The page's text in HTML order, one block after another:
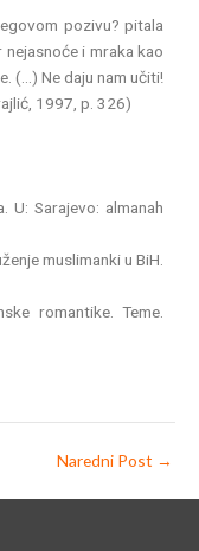
pozivu? pitala
i mraka kao
(…) Ne daju nam učiti!
1997, p. 326)
U: Sarajevo: almanah
muslimanki u BiH.
romantike. Teme.
Naredni Post →